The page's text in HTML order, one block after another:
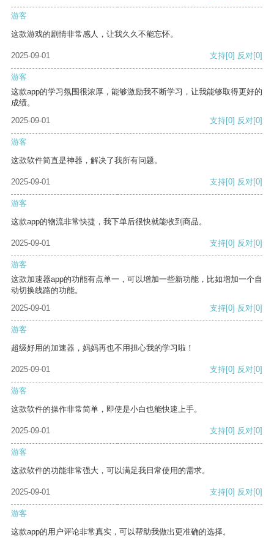
游客
这款游戏的剧情非常感人，让我久久不能忘怀。
2025-09-01 支持[0] 反对[0]
游客
这款app的学习氛围很浓厚，能够激励我不断学习，让我能够取得更好的
成绩。
2025-09-01
支持[0] 反对[0]
游客
这款软件简直是神器，解决了我所有问题。
2025-09-01 支持[0] 反对[0]
游客
这款app的物流非常快捷，我下单后很快就能收到商品。
2025-09-01 支持[0] 反对[0]
游客
这款加速器app的功能有点单一，可以增加一些新功能，比如增加一个自
动切换线路的功能。
2025-09-01
支持[0] 反对[0]
游客
超级好用的加速器，妈妈再也不用担心我的学习啦！
2025-09-01 支持[0] 反对[0]
游客
这款软件的操作非常简单，即使是小白也能快速上手。
2025-09-01 支持[0] 反对[0]
游客
这款软件的功能非常强大，可以满足我日常使用的需求。
2025-09-01 支持[0] 反对[0]
游客
这款app的用户评论非常真实，可以帮助我做出更准确的选择。